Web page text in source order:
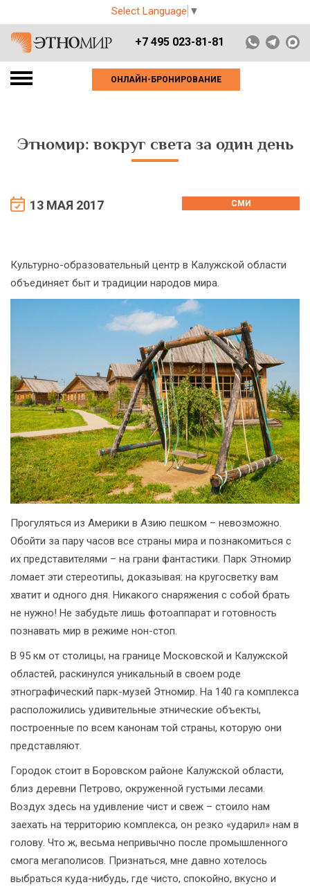
Select Language ▼
+7 495 023-81-81
ОНЛАЙН-БРОНИРОВАНИЕ
Этномир: вокруг света за один день
13 МАЯ 2017 СМИ
Культурно-образовательный центр в Калужской области
объединяет быт и традиции народов мира.
Прогуляться из Америки в Азию пешком – невозможно.
Обойти за пару часов все страны мира и познакомиться с
их представителями – на грани фантастики. Парк Этномир
ломает эти стереотипы, доказывая: на кругосветку вам
хватит и одного дня. Никакого снаряжения с собой брать
не нужно! Не забудьте лишь фотоаппарат и готовность
познавать мир в режиме нон-стоп.
В 95 км от столицы, на границе Московской и Калужской
областей, раскинулся уникальный в своем роде
этнографический парк-музей Этномир. На 140 га комплекса
расположились удивительные этнические объекты,
построенные по всем канонам той страны, которую они
представляют.
Городок стоит в Боровском районе Калужской области,
близ деревни Петрово, окруженной густыми лесами.
Воздух здесь на удивление чист и свеж – стоило нам
заехать на территорию комплекса, он резко «ударил» нам в
голову. Что ж, весьма непривычно после промышленного
смога мегаполисов. Признаться, мне давно хотелось
выбраться куда-нибудь, где чисто, спокойно, вкусно и